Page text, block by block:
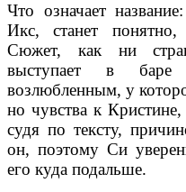
Что означает
Икс, станет
Сюжет, как ни
выступает в
возлюбленным, у
но чувства к
судя по тексту,
он, поэтому Си
его куда подальше.